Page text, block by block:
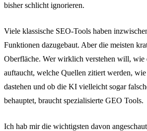
bisher schlicht ignorieren.
Viele klassische SEO-Tools haben
Funktionen dazugebaut. Aber die meisten
Oberfläche. Wer wirklich verstehen will,
auftaucht, welche Quellen zitiert werden,
dastehen und ob die KI vielleicht sogar
behauptet, braucht spezialisierte GEO Tools.
Ich hab mir die wichtigsten davon